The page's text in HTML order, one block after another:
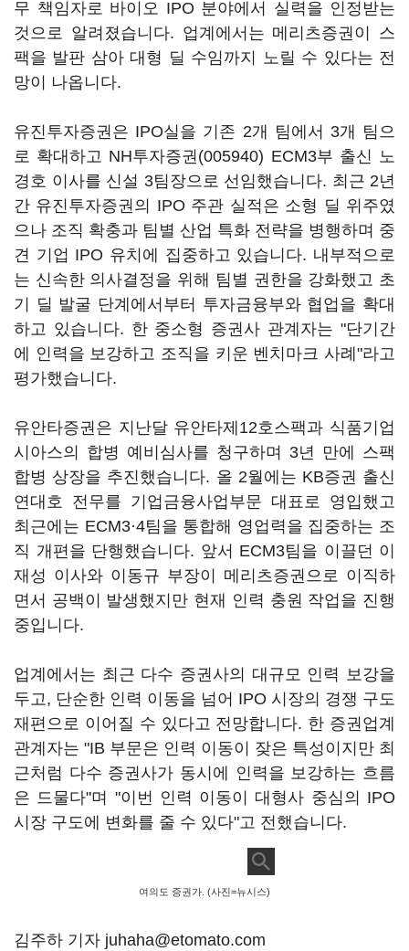
무 책임자로 바이오 IPO 분야에서 실력을 인정받는
것으로 알려졌습니다. 업계에서는 메리츠증권이 스
팩을 발판 삼아 대형 딜 수임까지 노릴 수 있다는 전
망이 나옵니다.
유진투자증권은 IPO실을 기존 2개 팀에서 3개 팀으
로 확대하고 NH투자증권(005940) ECM3부 출신 노
경호 이사를 신설 3팀장으로 선임했습니다. 최근 2년
간 유진투자증권의 IPO 주관 실적은 소형 딜 위주였
으나 조직 확충과 팀별 산업 특화 전략을 병행하며 중
견 기업 IPO 유치에 집중하고 있습니다. 내부적으로
는 신속한 의사결정을 위해 팀별 권한을 강화했고 초
기 딜 발굴 단계에서부터 투자금융부와 협업을 확대
하고 있습니다. 한 중소형 증권사 관계자는 "단기간
에 인력을 보강하고 조직을 키운 벤치마크 사례"라고
평가했습니다.
유안타증권은 지난달 유안타제12호스팩과 식품기업
시아스의 합병 예비심사를 청구하며 3년 만에 스팩
합병 상장을 추진했습니다. 올 2월에는 KB증권 출신
연대호 전무를 기업금융사업부문 대표로 영입했고
최근에는 ECM3·4팀을 통합해 영업력을 집중하는 조
직 개편을 단행했습니다. 앞서 ECM3팀을 이끌던 이
재성 이사와 이동규 부장이 메리츠증권으로 이직하
면서 공백이 발생했지만 현재 인력 충원 작업을 진행
중입니다.
업계에서는 최근 다수 증권사의 대규모 인력 보강을
두고, 단순한 인력 이동을 넘어 IPO 시장의 경쟁 구도
재편으로 이어질 수 있다고 전망합니다. 한 증권업계
관계자는 "IB 부문은 인력 이동이 잦은 특성이지만 최
근처럼 다수 증권사가 동시에 인력을 보강하는 흐름
은 드물다"며 "이번 인력 이동이 대형사 중심의 IPO
시장 구도에 변화를 줄 수 있다"고 전했습니다.
여의도 증권가. (사진=뉴시스)
김주하 기자 juhaha@etomato.com